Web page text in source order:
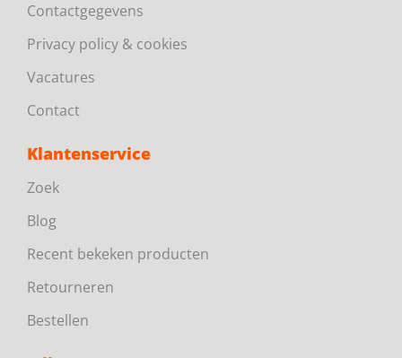
Contactgegevens
Privacy policy & cookies
Vacatures
Contact
Klantenservice
Zoek
Blog
Recent bekeken producten
Retourneren
Bestellen